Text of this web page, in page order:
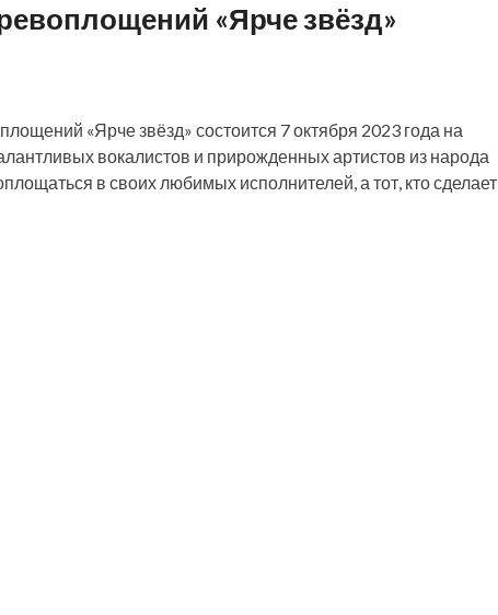
«Ярче звёзд»
«Ярче звёзд» состоится 7 октября 2023 года на
вокалистов и прирожденных артистов из народа
в своих любимых исполнителей, а тот, кто сделает